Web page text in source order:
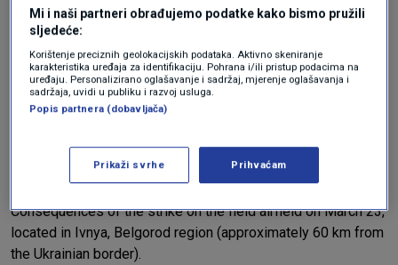
dok je snimao uništene helikoptere.
Consequences of the strike on the field airfield on March 23,
located in Ivnya, Belgorod region (approximately 60 km from
the Ukrainian border).
Mi i naši partneri obrađujemo podatke kako bismo pružili
sljedeće:
Korištenje preciznih geolokacijskih podataka. Aktivno skeniranje
karakteristika uređaja za identifikaciju. Pohrana i/ili pristup podacima na
uređaju. Personalizirano oglašavanje i sadržaj, mjerenje oglašavanja i
sadržaja, uvidi u publiku i razvoj usluga.
Popis partnera (dobavljača)
Prikaži svrhe Prihvaćam